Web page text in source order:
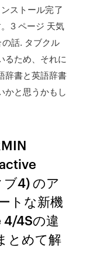
ストール完了
3 ページ 天気
話. タブクル
るため、それに
辞書と英語辞書
かと思うかもし
4) のア
トな新機
4Sの違
とめて解